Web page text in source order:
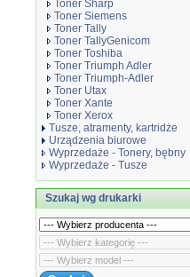
Toner Sharp
Toner Siemens
Toner Tally
Toner TallyGenicom
Toner Toshiba
Toner Triumph Adler
Toner Triumph-Adler
Toner Utax
Toner Xante
Toner Xerox
Tusze, atramenty, kartridże
Urządzenia biurowe
Wyprzedaże - Tonery, bębny
Wyprzedaże - Tusze
Szukaj wg drukarki